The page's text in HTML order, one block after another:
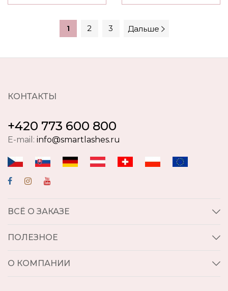
1 2 3 Дальше
КОНТАКТЫ
+420 773 600 800
E-mail: info@smartlashes.ru
ВСЁ О ЗАКАЗЕ
ПОЛЕЗНОЕ
О КОМПАНИИ